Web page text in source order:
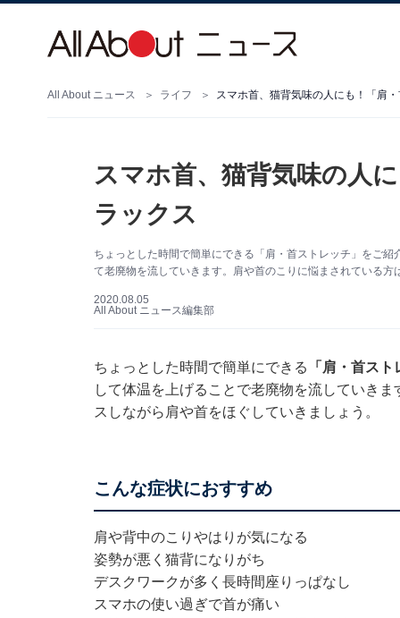
All About ニュース ライフ スマホ首、猫背気味の人にも！「肩
スマホ首、猫背気味の人
ラックス
ちょっとした時間で簡単にできる「肩・首ストレッチ」をご
て老廃物を流していきます。肩や首のこりに悩まされている
2020.08.05
All About ニュース編集部
ちょっとした時間で簡単にできる 「肩・首スト
して体温を上げることで老廃物を流していき
スしながら肩や首をほぐしていきましょう。
こんな症状におすすめ
肩や背中のこりやはりが気になる
姿勢が悪く猫背になりがち
デスクワークが多く長時間座りっぱなし
スマホの使い過ぎで首が痛い